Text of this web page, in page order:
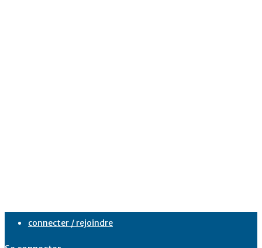
connecter / rejoindre